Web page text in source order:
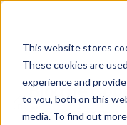
This website stores
These cookies are
experience and
to you, both on this
media. To find out
Blog de
financiera